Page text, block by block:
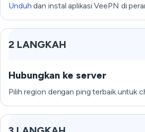
Unduh dan instal aplikasi VeePN di
2 LANGKAH
Hubungkan ke server
Pilih region dengan ping terbaik untuk